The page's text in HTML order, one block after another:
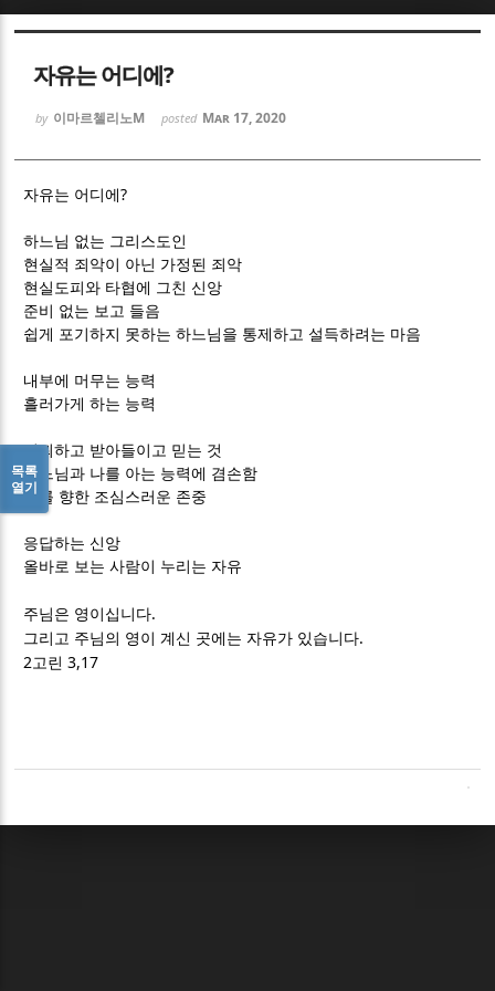
자유는 어디에?
by 이마르첼리노M posted Mar 17, 2020
자유는 어디에?
하느님 없는 그리스도인
현실적 죄악이 아닌 가정된 죄악
현실도피와 타협에 그친 신앙
준비 없는 보고 들음
쉽게 포기하지 못하는 하느님을 통제하고 설득하려는 마음
내부에 머무는 능력
흘러가게 하는 능력
신뢰하고 받아들이고 믿는 것
하느님과 나를 아는 능력에 겸손함
너를 향한 조심스러운 존중
응답하는 신앙
올바로 보는 사람이 누리는 자유
주님은 영이십니다.
그리고 주님의 영이 계신 곳에는 자유가 있습니다.
2고린3,17
목록
열기
Sketchbook5, 스케치북5
Sketchbook5, 스케치북5
Sketchbook5, 스케치북5
Sketchbook5, 스케치북5